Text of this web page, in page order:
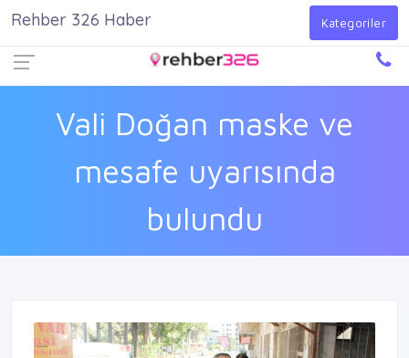
Giriş Yap
Vali Doğan maske ve
mesafe uyarısında
bulundu
Rehber 326 Haber Kategoriler